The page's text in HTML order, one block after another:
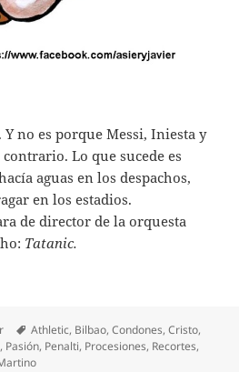
Y no es porque Messi, Iniesta y
Lo que sucede es
aguas en los despachos,
en los estadios.
de director de la orquesta
Tatanic.
Etiquetas
Athletic, Bilbao,Condones,Cristo,
, Pasión, Penalti, Procesiones, Recortes,